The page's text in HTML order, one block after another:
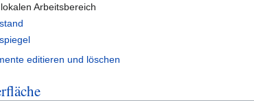
lokalen Arbeitsbereich
editieren und löschen